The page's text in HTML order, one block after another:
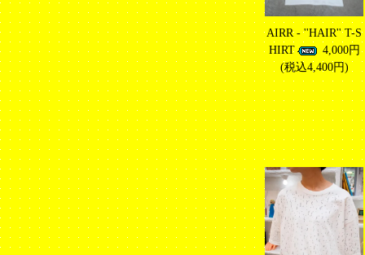
AIRR - ''HAIR'' T-S
HIRT
4,000円
(税込4,400円)